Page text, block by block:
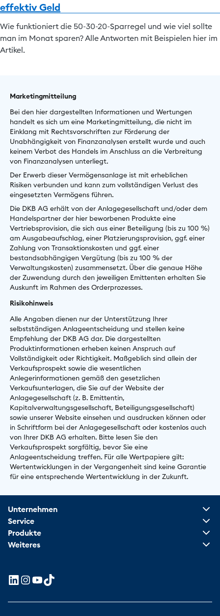
effektiv Geld
Wie funktioniert die 50-30-20-Sparregel und wie viel sollte
man im Monat sparen? Alle Antworten mit Beispielen hier im
Artikel.
Marketingmitteilung
Bei den hier dargestellten Informationen und Wertungen
handelt es sich um eine Marketingmitteilung, die nicht im
Einklang mit Rechtsvorschriften zur Förderung der
Unabhängigkeit von Finanzanalysen erstellt wurde und auch
keinem Verbot des Handels im Anschluss an die Verbreitung
von Finanzanalysen unterliegt.
Der Erwerb dieser Vermögensanlage ist mit erheblichen
Risiken verbunden und kann zum vollständigen Verlust des
eingesetzten Vermögens führen.
Die DKB AG erhält von der Anlagegesellschaft und/oder dem
Handelspartner der hier beworbenen Produkte eine
Vertriebsprovision, die sich aus einer Beteiligung (bis zu 100 %)
am Ausgabeaufschlag, einer Platzierungsprovision, ggf. einer
Zahlung von Transaktionskosten und ggf. einer
bestandsabhängigen Vergütung (bis zu 100 % der
Verwaltungskosten) zusammensetzt. Über die genaue Höhe
der Zuwendung durch den jeweiligen Emittenten erhalten Sie
Auskunft im Rahmen des Orderprozesses.
Risikohinweis
Alle Angaben dienen nur der Unterstützung Ihrer
selbstständigen Anlageentscheidung und stellen keine
Empfehlung der DKB AG dar. Die dargestellten
Produktinformationen erheben keinen Anspruch auf
Vollständigkeit oder Richtigkeit. Maßgeblich sind allein der
Verkaufsprospekt sowie die wesentlichen
Anlegerinformationen gemäß den gesetzlichen
Verkaufsunterlagen, die Sie auf der Website der
Anlagegesellschaft (z. B. Emittentin,
Kapitalverwaltungsgesellschaft, Beteiligungsgesellschaft)
sowie unserer Website einsehen und ausdrucken können oder
in Schriftform bei der Anlagegesellschaft oder kostenlos auch
von Ihrer DKB AG erhalten. Bitte lesen Sie den
Verkaufsprospekt sorgfältig, bevor Sie eine
Anlageentscheidung treffen. Für alle Wertpapiere gilt:
Wertentwicklungen in der Vergangenheit sind keine Garantie
für eine entsprechende Wertentwicklung in der Zukunft.
Unternehmen
Service
Produkte
Weiteres